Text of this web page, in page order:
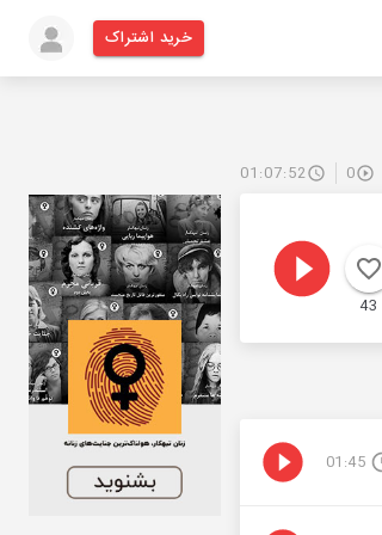
خرید اشتراک
0
01:07:52
43
01:45